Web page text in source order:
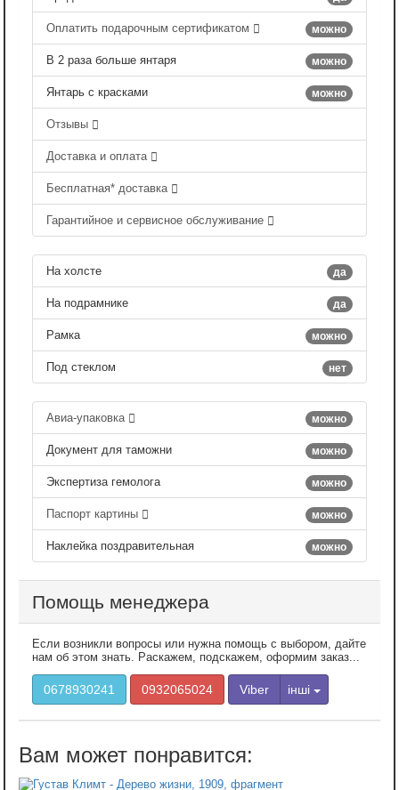
можно
Оплатить подарочным сертификатом
можно
В 2 раза больше янтаря
можно
Янтарь с красками
Отзывы
Доставка и оплата
Бесплатная* доставка
Гарантийное и сервисное обслуживание
да
На холсте
да
На подрамнике
можно
Рамка
нет
Под стеклом
можно
Авиа-упаковка
можно
Документ для таможни
можно
Экспертиза гемолога
можно
Паспорт картины
можно
Наклейка поздравительная
Помощь менеджера
Если возникли вопросы или нужна помощь с выбором, дайте
нам об этом знать. Раскажем, подскажем, оформим заказ...
0678930241 0932065024 Viber інші